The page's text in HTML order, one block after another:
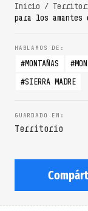
Inicio /
para los amantes
MONTAÑAS
SIERRA MADRE
Territorio